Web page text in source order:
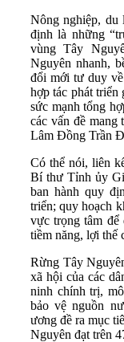
Nông nghiệp,
định là những
vùng Tây
Nguyên nhanh,
đổi mới tư duy
hợp tác phát
sức mạnh tổng
các vấn đề
Lâm Đồng Trần
Có thể nói, liên
Bí thư Tỉnh ủy
ban hành quy
triển; quy hoạch
vực trọng tâm để
tiềm năng, lợi thế
Rừng Tây
xã hội của các
ninh chính trị,
bảo vệ nguồn
ương đề ra mục
Nguyên đạt trên